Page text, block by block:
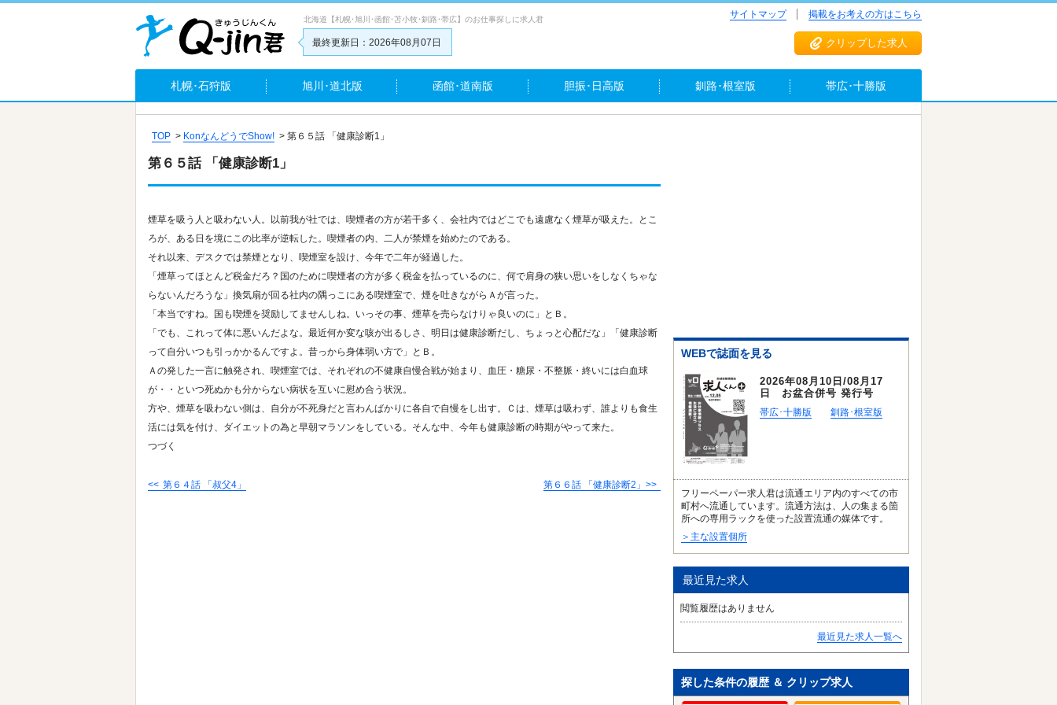
北海道【札幌･旭川･函館･苫小牧･釧路･帯広】のお仕事探しに求人君
最終更新日：2026年08月07日
サイトマップ 掲載をお考えの方はこちら
クリップした求人
札幌･石狩版 旭川･道北版 函館･道南版 胆振･日高版 釧路･根室版 帯広･十勝版
TOP > KonなんどうでShow! > 第６５話 「健康診断1」
第６５話 「健康診断1」
煙草を吸う人と吸わない人。以前我が社では、喫煙者の方が若干多く、会社内ではどこでも遠慮なく煙草が吸えた。とこ
ろが、ある日を境にこの比率が逆転した。喫煙者の内、二人が禁煙を始めたのである。
それ以来、デスクでは禁煙となり、喫煙室を設け、今年で二年が経過した。
「煙草ってほとんど税金だろ？国のために喫煙者の方が多く税金を払っているのに、何で肩身の狭い思いをしなくちゃな
らないんだろうな」換気扇が回る社内の隅っこにある喫煙室で、煙を吐きながらＡが言った。
「本当ですね。国も喫煙を奨励してませんしね。いっその事、煙草を売らなけりゃ良いのに」とＢ。
「でも、これって体に悪いんだよな。最近何か変な咳が出るしさ、明日は健康診断だし、ちょっと心配だな」「健康診断
って自分いつも引っかかるんですよ。昔っから身体弱い方で」とＢ。
Ａの発した一言に触発され、喫煙室では、それぞれの不健康自慢合戦が始まり、血圧・糖尿・不整脈・終いには白血球
が・・といつ死ぬかも分からない病状を互いに慰め合う状況。
方や、煙草を吸わない側は、自分が不死身だと言わんばかりに各自で自慢をし出す。Ｃは、煙草は吸わず、誰よりも食生
活には気を付け、ダイエットの為と早朝マラソンをしている。そんな中、今年も健康診断の時期がやって来た。
つづく
第６４話 「叔父4」 第６６話 「健康診断2」
WEBで誌面を見る
2026年08月10日/08月17
日 お盆合併号 発行号
帯広･十勝版 釧路･根室版
フリーペーパー求人君は流通エリア内のすべての市
町村へ流通しています。流通方法は、人の集まる箇
所への専用ラックを使った設置流通の媒体です。
＞主な設置個所
最近見た求人
閲覧履歴はありません
最近見た求人一覧へ
探した条件の履歴 ＆ クリップ求人